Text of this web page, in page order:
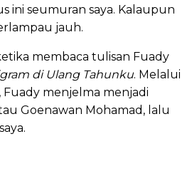
ini seumuran saya. Kalaupun
jauh.
membaca tulisan Fuady
di Ulang Tahunku. Melalui
menjelma menjadi
Goenawan Mohamad, lalu